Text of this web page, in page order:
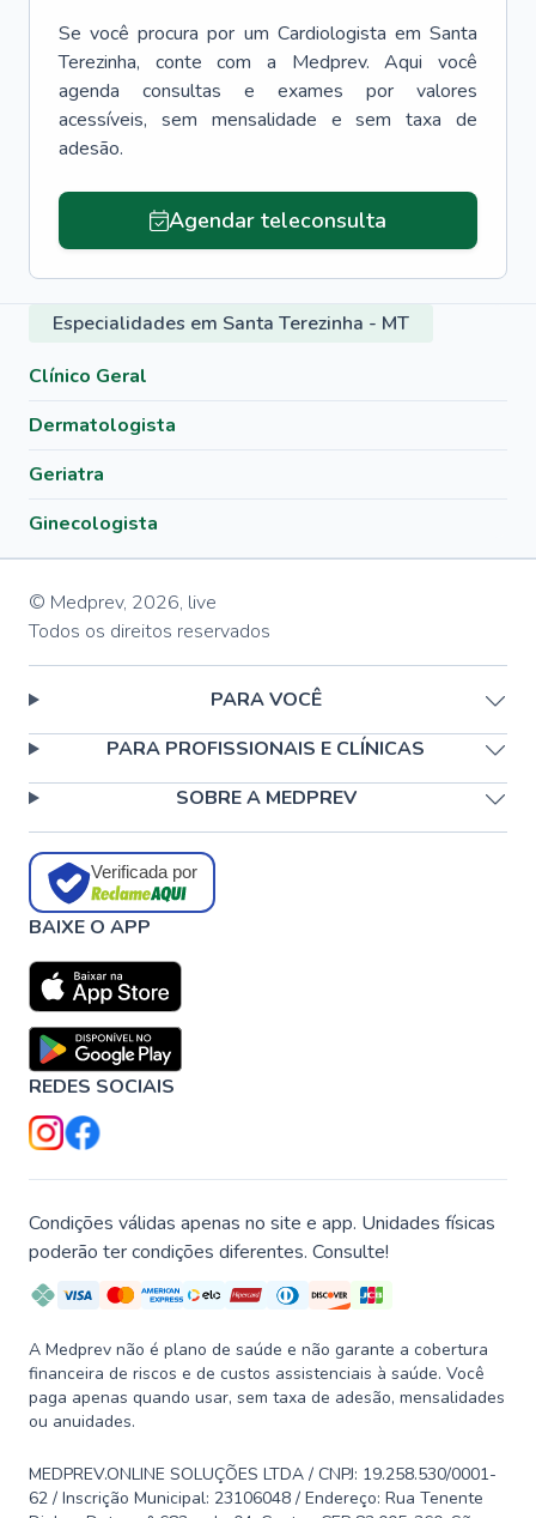
Se você procura por um Cardiologista em Santa
Terezinha, conte com a Medprev. Aqui você
agenda consultas e exames por valores
acessíveis, sem mensalidade e sem taxa de
adesão.
Agendar teleconsulta
Especialidades em Santa Terezinha - MT
Clínico Geral
Dermatologista
Geriatra
Ginecologista
© Medprev, 2026, live
Todos os direitos reservados
PARA VOCÊ
PARA PROFISSIONAIS E CLÍNICAS
SOBRE A MEDPREV
Verificada por
BAIXE O APP
REDES SOCIAIS
Condições válidas apenas no site e app. Unidades físicas
poderão ter condições diferentes. Consulte!
A Medprev não é plano de saúde e não garante a cobertura
financeira de riscos e de custos assistenciais à saúde. Você
paga apenas quando usar, sem taxa de adesão, mensalidades
ou anuidades.
MEDPREV.ONLINE SOLUÇÕES LTDA / CNPJ: 19.258.530/0001-
62 / Inscrição Municipal: 23106048 / Endereço: Rua Tenente